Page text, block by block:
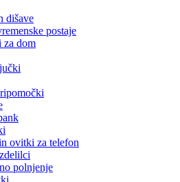
dišave
postaje
za dom
ovitki za telefon
polnjenje